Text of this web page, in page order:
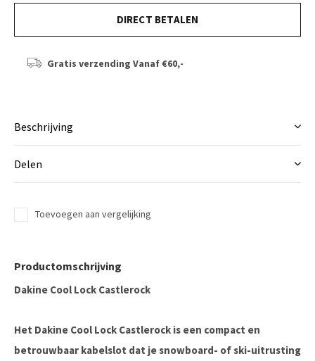
DIRECT BETALEN
Gratis verzending Vanaf €60,-
Beschrijving
Delen
Toevoegen aan vergelijking
Productomschrijving
Dakine Cool Lock Castlerock
Het Dakine Cool Lock Castlerock is een compact en
betrouwbaar kabelslot dat je snowboard- of ski-uitrusting